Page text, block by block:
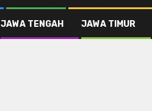
JAWA TENGAH JAWA TIMUR